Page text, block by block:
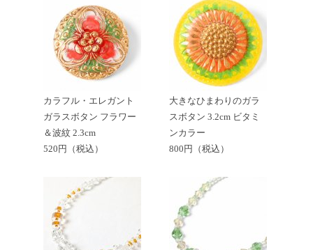
カラフル・エレガント
ガラスボタン フラワー
＆波紋 2.3cm
520円（税込）
大きなひまわりのガラ
スボタン 3.2cm ビタミ
ンカラー
800円（税込）